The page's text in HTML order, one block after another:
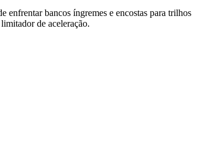
enfrentar bancos íngremes e encostas para trilhos
de aceleração.